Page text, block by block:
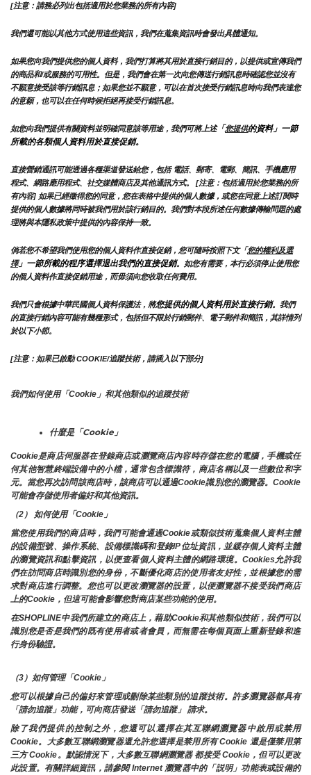
[注意：請務必列出包括適用於您業務的所有內容]
我們還可能以其他方式使用這些資訊，我們在蒐集資訊時會發出具體通知。
如果您向我們提供您的個人資料，我們打算將其用於直接行銷目的，以提供或宣傳我們
的商品和/或服務的可用性。但是，我們會在第一次向您傳送行銷訊息時確認您並沒有
不願意接受該等行銷訊息；如果您並不願意，可以在首次接受行銷訊息時向我們表達您
的意願，也可以在任何時候拒絕再接受行銷訊息。
如您向我們提供有關資料並明確同意該等用途，我們可將上述「您提供的資料」一節
所載的各類個人資料用於直接促銷。
直接營銷通訊可能透過各種渠道發送給您，包括 電話、郵寄、電郵、簡訊、手機應用
程式、網路應用程式、社交媒體商店及其他通訊方式。 [注意：包括適用於您業務的所
有內容] 如果已經徵得您的同意，您在表格中提供的個人數據，或您在同意上述訂閱時
提供的個人數據將同時被我們用於該行銷目的。我們對本段所述任何數據傳輸問題的處
理將與本隱私政策中提供的內容保持一致。
倘若您不希望我們使用您的個人資料作直接促銷，您可隨時按照下文「您的權利及選
擇」一節所載的程序選擇退出我們的直接促銷。如您有需要，本行必須停止使用您
的個人資料作直接促銷用途，而毋須向您收取任何費用。
我們只會根據中華民國個人資料保護法，將您提供的個人資料用於直接行銷。我們
的直接行銷內容可能有幾種形式，包括但不限於行銷郵件、電子郵件和簡訊，其詳情列
於以下小節。
[注意：如果已啟動 COOKIE/追蹤技術，請插入以下部分]
我們如何使用「Cookie」和其他類似的追蹤技術
什麼是「Cookie」
Cookie是商店伺服器在登錄商店或瀏覽商店內容時存儲在您的電腦，手機或任
何其他智慧終端設備中的小檔，通常包含標識符，商店名稱以及一些數位和字
元。當您再次訪問該商店時，該商店可以通過Cookie識別您的瀏覽器。Cookie
可能會存儲使用者偏好和其他資訊。
（2） 如何使用「Cookie」
當您使用我們的商店時，我們可能會通過Cookie或類似技術蒐集個人資料主體
的設備型號、操作系統、設備標識碼和登錄IP位址資訊，並緩存個人資料主體
的瀏覽資訊和點擊資訊，以便查看個人資料主體的網路環境。Cookies允許我
們在訪問商店時識別您的身份，不斷優化商店的使用者友好性，並根據您的需
求對商店進行調整。您也可以更改瀏覽器的設置，以便瀏覽器不接受我們商店
上的Cookie，但這可能會影響您對商店某些功能的使用。
在SHOPLINE中我們所建立的商店上，藉助Cookie和其他類似技術，我們可以
識別您是否是我們的既有使用者或者會員，而無需在每個頁面上重新登錄和進
行身份驗證。
（3）如何管理「Cookie」
您可以根據自己的偏好來管理或刪除某些類別的追蹤技術。許多瀏覽器都具有
「請勿追蹤」功能，可向商店發送「請勿追蹤」 請求。
除了我們提供的控制之外，您還可以選擇在其互聯網瀏覽器中啟用或禁用
Cookie。大多數互聯網瀏覽器還允許您選擇是禁用所有 Cookie 還是僅禁用第
三方 Cookie。默認情況下，大多數互聯網瀏覽器 都接受 Cookie，但可以更改
此設置。有關詳細資訊，請參閱 Internet 瀏覽器中的「説明」功能表或設備的